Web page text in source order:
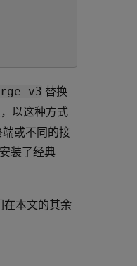
v3 替换
以这种方式
或不同的接
装了经典
在本文的其余